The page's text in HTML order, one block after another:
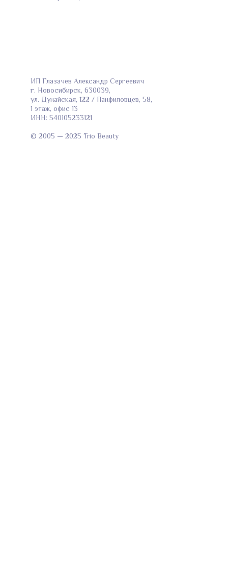
ИП Глазачев Александр Сергеевич
г. Новосибирск, 630039,
ул. Дунайская, 122 / Панфиловцев, 58,
1 этаж, офис 13
ИНН: 540105233121
© 2005 — 2025 Trio Beauty